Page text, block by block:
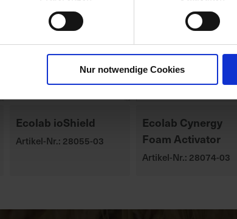
Nur notwendige Cookies
Ecolab ioShield
Artikel-Nr.: 28055-03
Ecolab Cynergy
Foam Activator
Artikel-Nr.: 28074-03